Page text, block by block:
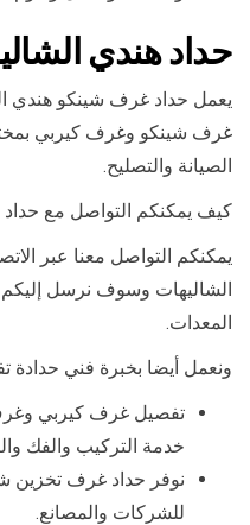
حداد هندي
يعمل حداد غرف شينكو هندي
غرف شينكو وغرف كيربي
الصيانة والتصليح.
كيف يمكنكم التواصل مع
يمكنكم التواصل معنا عبر
الشاليهات وسوف نرسل
المعدات.
ونعمل أيضا بخبرة فني
تفصيل غرف كيربي
خدمة التركيب والفك
نوفر حداد غرف تخزين
للشركات والمصانع.